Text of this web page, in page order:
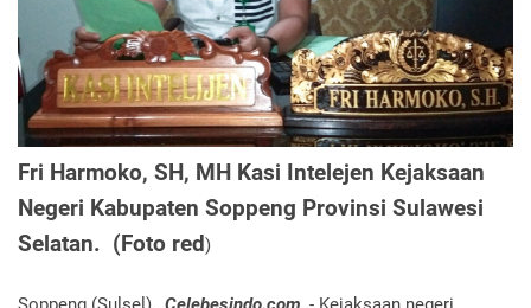
Fri Harmoko, SH, MH Kasi Intelejen Kejaksaan
Negeri Kabupaten Soppeng Provinsi Sulawesi
Selatan. (Foto red)